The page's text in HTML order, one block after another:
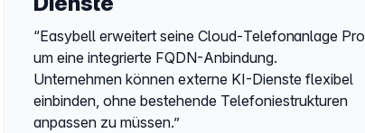
“Easybell erweitert seine Cloud-Telefonanlage Pro
um eine integrierte FQDN-Anbindung.
Unternehmen können externe KI-Dienste flexibel
einbinden, ohne bestehende Telefoniestrukturen
anpassen zu müssen.”